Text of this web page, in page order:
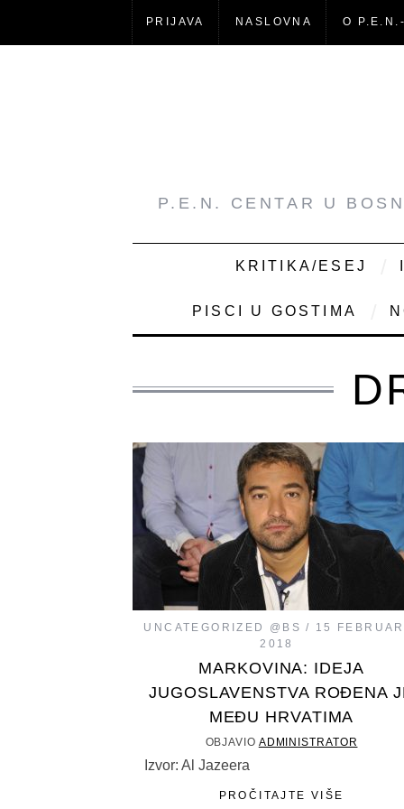
PRIJAVA NASLOVNA O
P.E.N. CENTAR U
KRITIKA/ESEJ
PISCI U GOSTIMA
UNCATEGORIZED @BS
15
2018
MARKOVINA: IDEJA
JUGOSLAVENSTVA ROĐENA
MEĐU HRVATIMA
OBJAVIO ADMINISTRATOR
Izvor: Al Jazeera
PROČITAJTE VIŠE